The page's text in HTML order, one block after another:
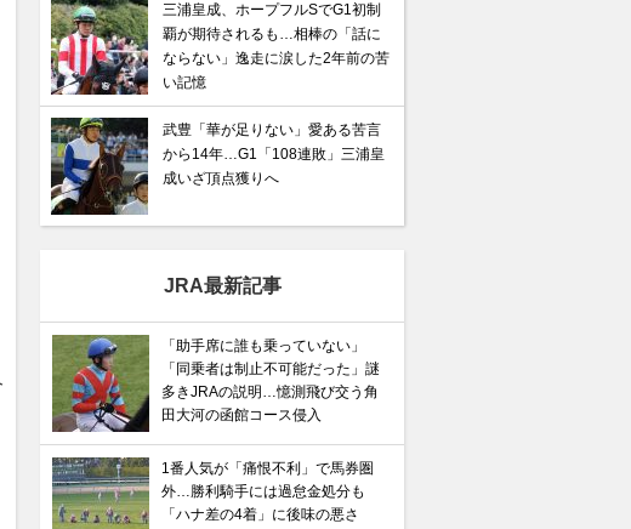
三浦皇成、ホープフルSでG1初制
覇が期待されるも…相棒の「話に
ならない」逸走に涙した2年前の苦
い記憶
武豊「華が足りない」愛ある苦言
から14年…G1「108連敗」三浦皇
成いざ頂点獲りへ
JRA最新記事
「助手席に誰も乗っていない」
「同乗者は制止不可能だった」謎
多きJRAの説明…憶測飛び交う角
田大河の函館コース侵入
1番人気が「痛恨不利」で馬券圏
外…勝利騎手には過怠金処分も
「ハナ差の4着」に後味の悪さ